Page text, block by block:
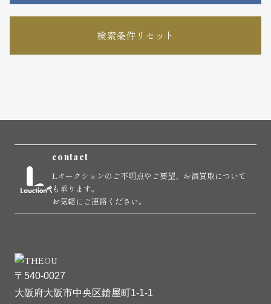
検索条件リセット
contact
Lオークションのご不明点やご要望、お酒買取について
も承ります。
お気軽にご連絡ください。
〒540-0027
大阪府大阪市中央区鎗屋町1-1-1